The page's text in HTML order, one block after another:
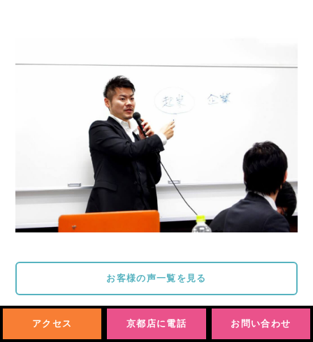
お客様の声一覧を見る
アクセス 京都店に電話 お問い合わせ